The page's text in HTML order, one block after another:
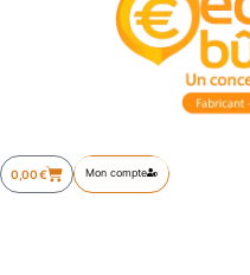
0,00€ Mon compte